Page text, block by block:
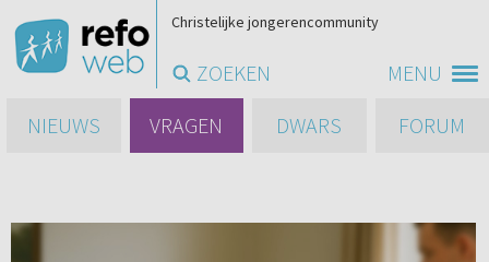
MENU
Christelijke jongerencommunity
ZOEKEN
NIEUWS
VRAGEN DWARS FORUM